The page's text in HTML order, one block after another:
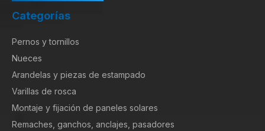
Categorías
Pernos y tornillos
Nueces
Arandelas y piezas de estampado
Varillas de rosca
Montaje y fijación de paneles solares
Remaches, ganchos, anclajes, pasadores